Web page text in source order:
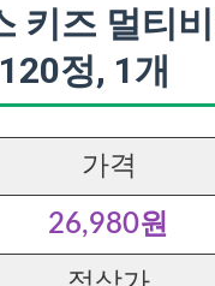
키즈 멀티
정, 1개
가격
26,980원